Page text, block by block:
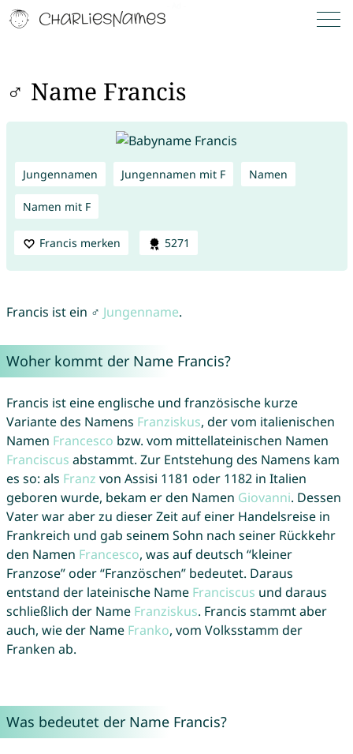
♂ Name Francis
Jungennamen Jungennamen mit F Namen
Namen mit F
Francis merken 5271
Francis ist ein ♂ Jungenname.
Woher kommt der Name Francis?
Francis ist eine englische und französische kurze
Variante des Namens Franziskus, der vom italienischen
Namen Francesco bzw. vom mittellateinischen Namen
Franciscus abstammt. Zur Entstehung des Namens kam
es so: als Franz von Assisi 1181 oder 1182 in Italien
geboren wurde, bekam er den Namen Giovanni. Dessen
Vater war aber zu dieser Zeit auf einer Handelsreise in
Frankreich und gab seinem Sohn nach seiner Rückkehr
den Namen Francesco, was auf deutsch “kleiner
Franzose” oder “Französchen” bedeutet. Daraus
entstand der lateinische Name Franciscus und daraus
schließlich der Name Franziskus. Francis stammt aber
auch, wie der Name Franko, vom Volksstamm der
Franken ab.
Was bedeutet der Name Francis?